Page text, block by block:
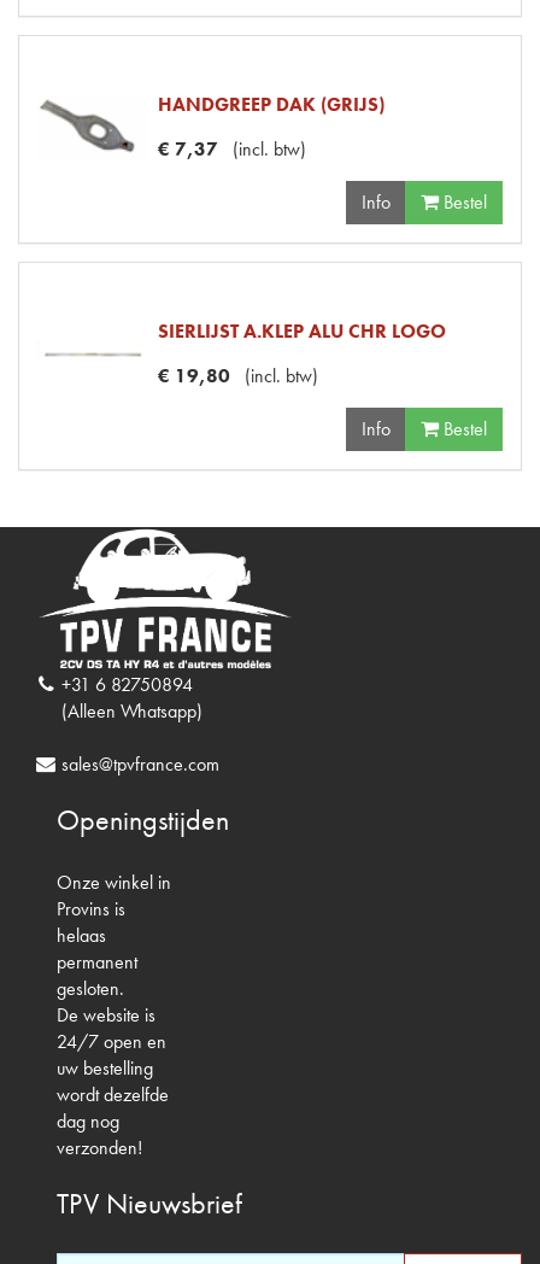
HANDGREEP DAK (GRIJS)
€ 7,37 (incl. btw)
Info Bestel
SIERLIJST A.KLEP ALU CHR LOGO
€ 19,80 (incl. btw)
Info Bestel
+31 6 82750894
(Alleen Whatsapp)
sales@tpvfrance.com
Openingstijden
Onze winkel in
Provins is
helaas
permanent
gesloten.
De website is
24/7 open en
uw bestelling
wordt dezelfde
dag nog
verzonden!
TPV Nieuwsbrief